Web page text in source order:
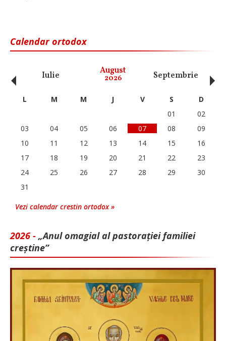
Calendar ortodox
Iulie August
2026 Septembrie
‹ L M M J V S
D
01
02
03
04 05 06 07 08
09
10
11 12 13 14 15
16
17
18 19 20 21 22
23
24
25 26 27 28 29
30
31
Vezi calendar crestin ortodox »
2026 - „Anul omagial al pastorației familiei
creștine”